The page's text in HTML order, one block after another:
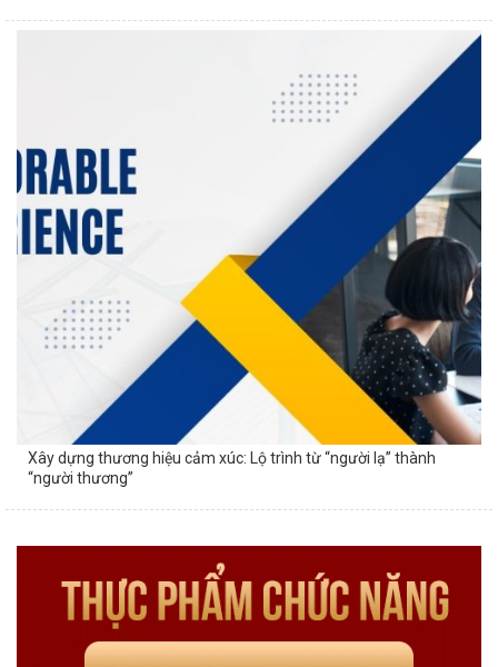
Xây dựng thương hiệu cảm xúc: Lộ trình từ “người lạ” thành
“người thương”